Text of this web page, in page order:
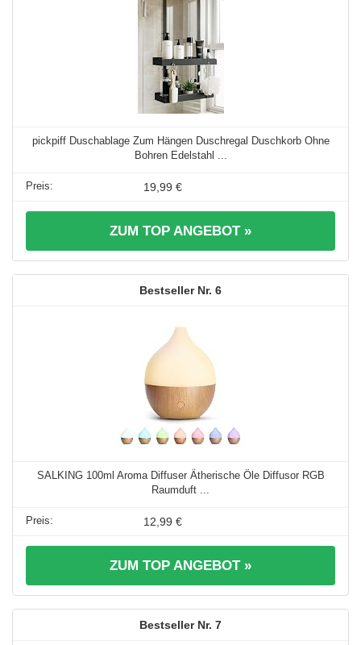
pickpiff Duschablage Zum Hängen Duschregal Duschkorb Ohne
Bohren Edelstahl ...
19,99 €
ZUM TOP ANGEBOT »
6
SALKING 100ml Aroma Diffuser Ätherische Öle Diffusor RGB
Raumduft ...
12,99 €
ZUM TOP ANGEBOT »
7